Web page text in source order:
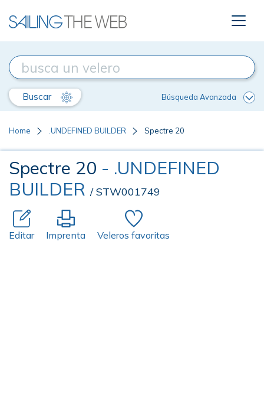
Buscar Búsqueda Avanzada
Home .UNDEFINED BUILDER Spectre 20
Spectre 20 - .UNDEFINED
BUILDER / STW001749
Editar Imprenta Veleros favoritas